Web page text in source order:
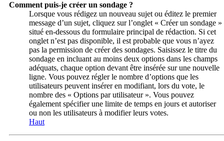
Comment puis-je créer un sondage ?
Lorsque vous rédigez un nouveau sujet ou éditez le premier
message d’un sujet, cliquez sur l’onglet « Créer un sondage »
situé en-dessous du formulaire principal de rédaction. Si cet
onglet n’est pas disponible, il est probable que vous n’ayez
pas la permission de créer des sondages. Saisissez le titre du
sondage en incluant au moins deux options dans les champs
adéquats, chaque option devant être insérée sur une nouvelle
ligne. Vous pouvez régler le nombre d’options que les
utilisateurs peuvent insérer en modifiant, lors du vote, le
nombre des « Options par utilisateur ». Vous pouvez
également spécifier une limite de temps en jours et autoriser
ou non les utilisateurs à modifier leurs votes.
Haut